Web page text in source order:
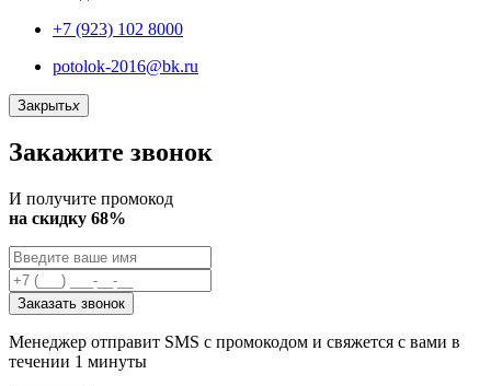
+7 (923) 102 8000
potolok-2016@bk.ru
Закрытьx
Закажите звонок
И получите промокод
на скидку 68%
Заказать звонок
Менеджер отправит SMS с промокодом и свяжется с вами в
течении 1 минуты